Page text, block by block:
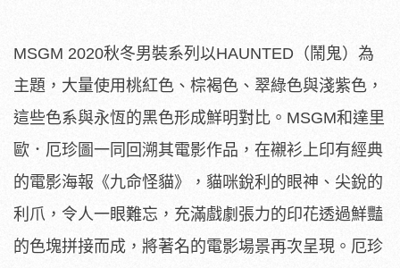
MSGM 2020秋冬男裝系列以HAUNTED（鬧鬼）為
主題，大量使用桃紅色、棕褐色、翠綠色與淺紫色，
這些色系與永恆的黑色形成鮮明對比。MSGM和達里
歐．厄珍圖一同回溯其電影作品，在襯衫上印有經典
的電影海報《九命怪貓》，貓咪銳利的眼神、尖銳的
利爪，令人一眼難忘，充滿戲劇張力的印花透過鮮豔
的色塊拼接而成，將著名的電影場景再次呈現。厄珍